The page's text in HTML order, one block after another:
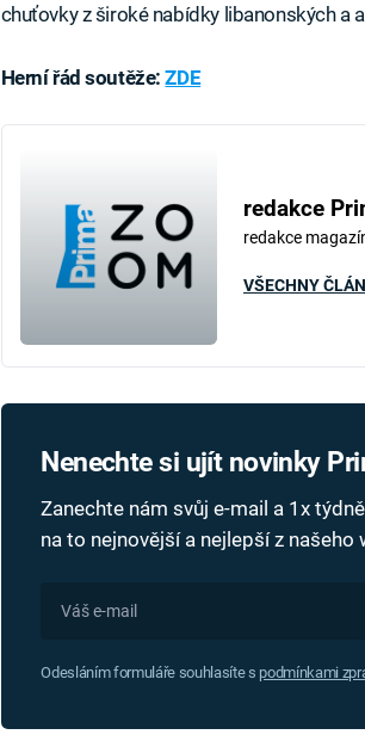
chuťovky z široké nabídky libanonských a
Herní řád soutěže:ZDE
redakce
redakce
VŠECHNY
Nenechte si ujít novinky
Zanechte nám svůj e-mail a 1x
na to nejnovější a nejlepší z našeho
Odesláním formuláře souhlasíte s podmínkami